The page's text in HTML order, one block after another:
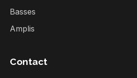
Basses
Amplis
Contact